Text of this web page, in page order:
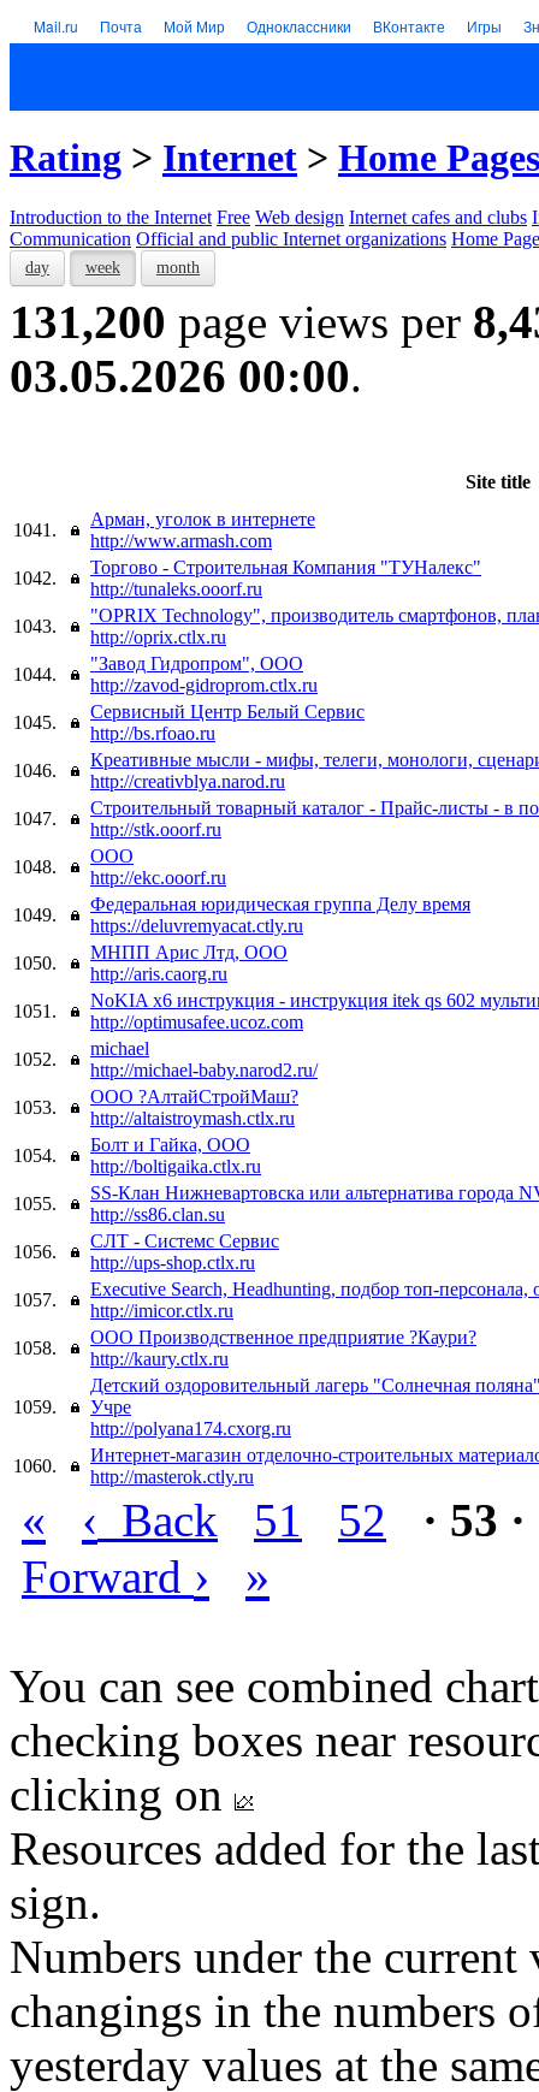
Mail.ru Почта Мой Мир Одноклассники ВКонтакте Игры
Rating > Internet > Home Pages
Introduction to the Internet Free Web design Internet cafes and clubs
Communication Official and public Internet organizations Home
day week month
131,200 page views per
03.05.2026 00:00.
Site title
1041.
Арман, уголок в интернете
http://www.armash.com
1042.
Торгово - Строительная Компания "ТУНалекс"
http://tunaleks.ooorf.ru
1043.
"OPRIX Technology", производитель смартфонов,
http://oprix.ctlx.ru
1044.
"Завод Гидропром", ООО
http://zavod-gidroprom.ctlx.ru
1045.
Сервисный Центр Белый Сервис
http://bs.rfoao.ru
1046.
Креативные мысли - мифы, телеги, монологи,
http://creativblya.narod.ru
1047.
Строительный товарный каталог - Прайс-листы - в
http://stk.ooorf.ru
1048.
ООО
http://ekc.ooorf.ru
1049.
Федеральная юридическая группа Делу время
https://deluvremyacat.ctly.ru
1050.
МНПП Арис Лтд, ООО
http://aris.caorg.ru
1051.
NoKIA x6 инструкция - инструкция itek qs 602
http://optimusafee.ucoz.com
1052.
michael
http://michael-baby.narod2.ru/
1053.
ООО ?АлтайСтройМаш?
http://altaistroymash.ctlx.ru
1054.
Болт и Гайка, ООО
http://boltigaika.ctlx.ru
1055.
SS-Клан Нижневартовска или альтернатива города
http://ss86.clan.su
1056.
СЛТ - Системс Сервис
http://ups-shop.ctlx.ru
1057.
Executive Search, Headhunting, подбор топ-
http://imicor.ctlx.ru
1058.
ООО Производственное предприятие ?Каури?
http://kaury.ctlx.ru
1059.
Детский оздоровительный лагерь "Солнечная
Учре
http://polyana174.cxorg.ru
1060.
Интернет-магазин отделочно-строительных
http://masterok.ctly.ru
« ‹ Back 51 52
· 53 ·
Forward › »
You can see combined
checking boxes near
clicking on
Resources added for the
sign.
Numbers under the
changings in the numbers
yesterday values at the